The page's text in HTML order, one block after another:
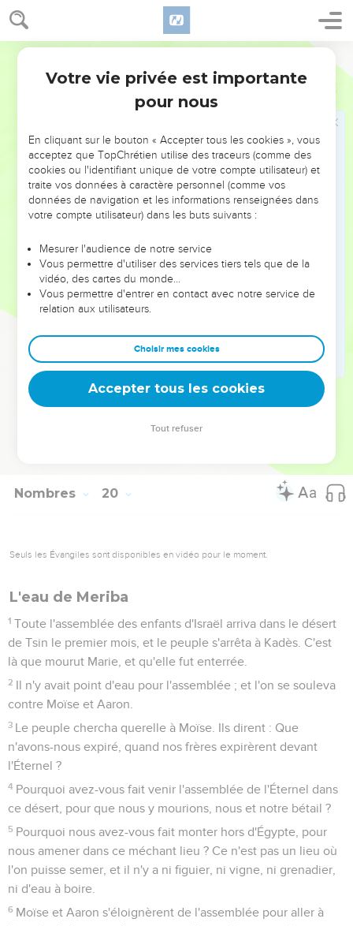
Nombres 19
sépulcre, sera impur pendant sept jours.
On prendra, pour celui qui est impur, de la cendre de la
victime expiatoire qui a été brûlée, et on mettra dessus de
l'eau vive dans un vase.
Un homme pur prendra de l'hysope, et la trempera dans
ustensiles, sur les personnes qui sont là, sur celui qui a
touché des ossements, ou un homme tué, ou un mort, ou un
sépulcre.
Celui qui est pur fera l'aspersion sur celui qui est impur, le
troisième jour et le septième jour, et il le purifiera le
l'eau ; et le soir, il sera pur.
Un homme qui sera impur, et qui ne se purifiera pas, sera
retranché du milieu de l'assemblée, car il a souillé le
sanctuaire de l'Éternel ; comme l'eau de purification n'a pas
été répandue sur lui, il est impur.
Ce sera pour eux une loi perpétuelle. Celui qui fera
l'aspersion de l'eau de purification lavera ses vêtements, et
celui qui touchera l'eau de purification sera impur jusqu'au
Nombres 20
Seuls les Évangiles sont disponibles en vidéo pour le moment.
L'eau de Meriba
1 Toute l'assemblée des enfants d'Israël arriva dans le désert
de Tsin le premier mois, et le peuple s'arrêta à Kadès. C'est
là que mourut Marie, et qu'elle fut enterrée.
2 Il n'y avait point d'eau pour l'assemblée ; et l'on se souleva
contre Moïse et Aaron.
3 Le peuple chercha querelle à Moïse. Ils dirent : Que
n'avons-nous expiré, quand nos frères expirèrent devant
l'Éternel ?
4 Pourquoi avez-vous fait venir l'assemblée de l'Éternel dans
ce désert, pour que nous y mourions, nous et notre bétail ?
5 Pourquoi nous avez-vous fait monter hors d'Égypte, pour
nous amener dans ce méchant lieu ? Ce n'est pas un lieu où
l'on puisse semer, et il n'y a ni figuier, ni vigne, ni grenadier,
ni d'eau à boire.
6 Moïse et Aaron s'éloignèrent de l'assemblée pour aller à
Votre vie privée est importante
pour nous
En cliquant sur le bouton « Accepter tous les cookies », vous
acceptez que TopChrétien utilise des traceurs (comme des
cookies ou l'identifiant unique de votre compte utilisateur) et
traite vos données à caractère personnel (comme vos
données de navigation et les informations renseignées dans
votre compte utilisateur) dans les buts suivants :
Mesurer l'audience de notre service
Vous permettre d'utiliser des services tiers tels que de la
vidéo, des cartes du monde…
Vous permettre d'entrer en contact avec notre service de
relation aux utilisateurs.
Choisir mes cookies
Accepter tous les cookies
Tout refuser